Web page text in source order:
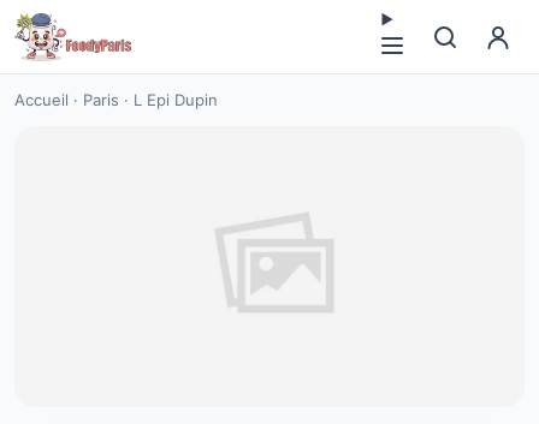
Accueil · Paris · L Epi Dupin